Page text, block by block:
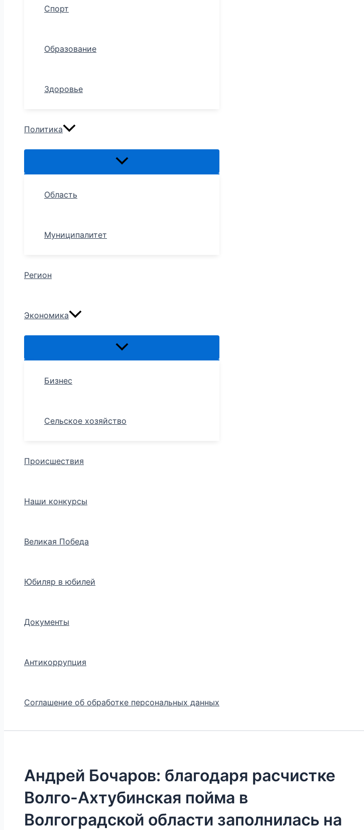
Спорт
Образование
Здоровье
Политика
Область
Муниципалитет
Регион
Экономика
Бизнес
Сельское хозяйство
Происшествия
Наши конкурсы
Великая Победа
Юбиляр в юбилей
Документы
Антикоррупция
Соглашение об обработке персональных данных
Андрей Бочаров: благодаря расчистке
Волго-Ахтубинская пойма в
Волгоградской области заполнилась на